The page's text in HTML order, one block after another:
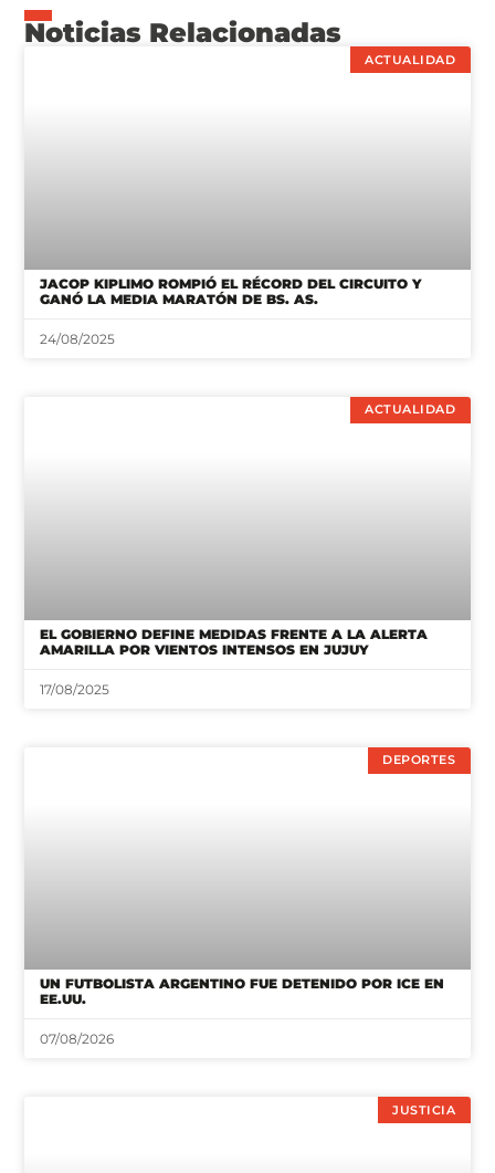
Noticias Relacionadas
ACTUALIDAD
JACOP KIPLIMO ROMPIÓ EL RÉCORD DEL CIRCUITO Y
GANÓ LA MEDIA MARATÓN DE BS. AS.
24/08/2025
ACTUALIDAD
EL GOBIERNO DEFINE MEDIDAS FRENTE A LA ALERTA
AMARILLA POR VIENTOS INTENSOS EN JUJUY
17/08/2025
DEPORTES
UN FUTBOLISTA ARGENTINO FUE DETENIDO POR ICE EN
EE.UU.
07/08/2026
JUSTICIA